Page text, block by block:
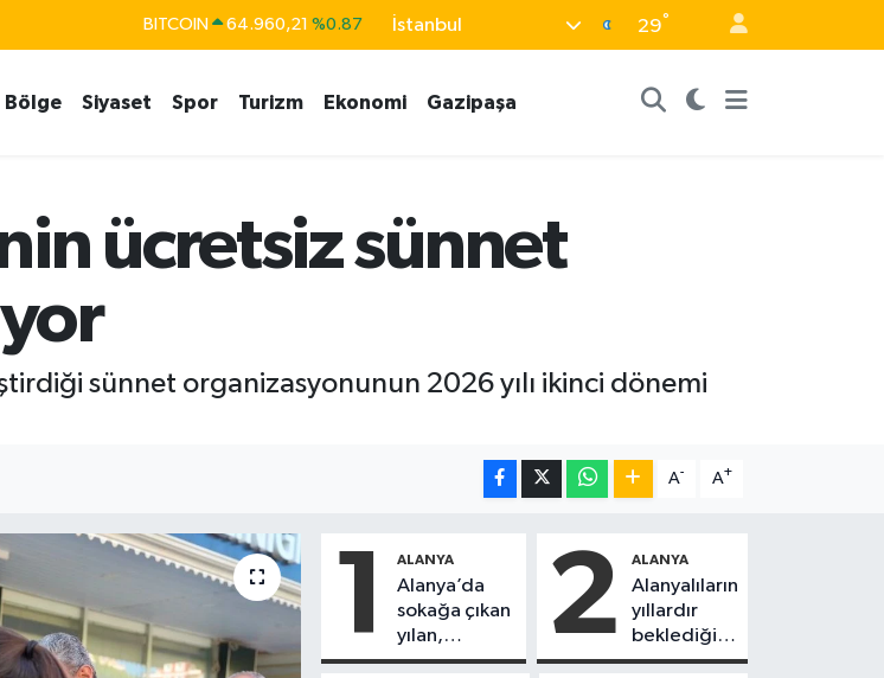
13.779
İstanbul 29°
Bölge Siyaset Spor Turizm Ekonomi Gazipaşa
ücretsiz sünnet
sünnet organizasyonunun 2026 yılı ikinci dönemi
A- A+
1 ALANYA
Alanya’da
sokağa çıkan
yılan,
vatandaşı
2 ALANYA
Alanyalıların
yıllardır
beklediği
yol askıdan